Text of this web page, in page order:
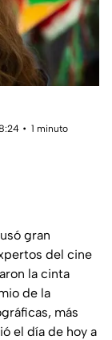
1 minuto
gran
del cine
la cinta
de la
más
el día de hoy a